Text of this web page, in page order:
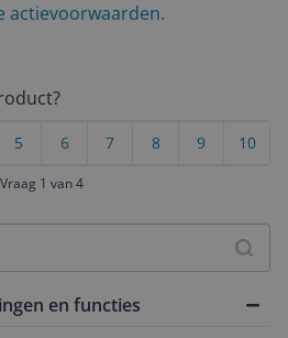
en functies
actievoorwaarden.
10
9
8
7
6
5
Vraag 1 van 4